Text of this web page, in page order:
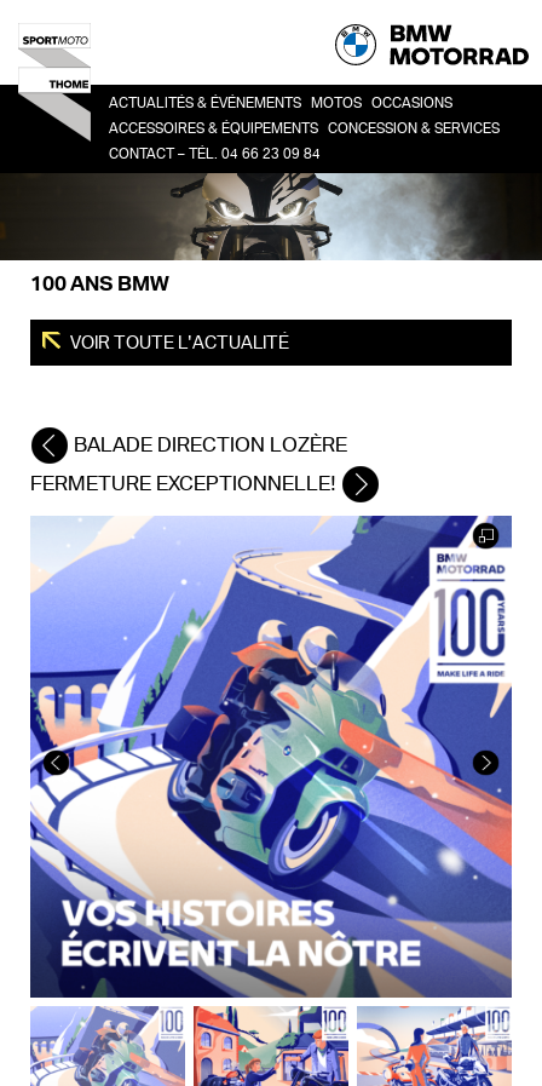
ACTUALITÉS & ÉVÉNEMENTS MOTOS
SPORT
ADVENTURE
URBAN MOBILITY
OCCASIONS
ACCESSOIRES & ÉQUIPEMENTS
ACCESSOIRES
ÉQUIPEMENT DU PILOTE
CONCESSION & SERVICES
LA CONCESSION
DEMANDE DE RDV ATELIER
CONTACT – TÉL. 04 66 23 09 84
100 ANS BMW
VOIR TOUTE L'ACTUALITÉ
BALADE DIRECTION LOZÈRE
FERMETURE EXCEPTIONNELLE!